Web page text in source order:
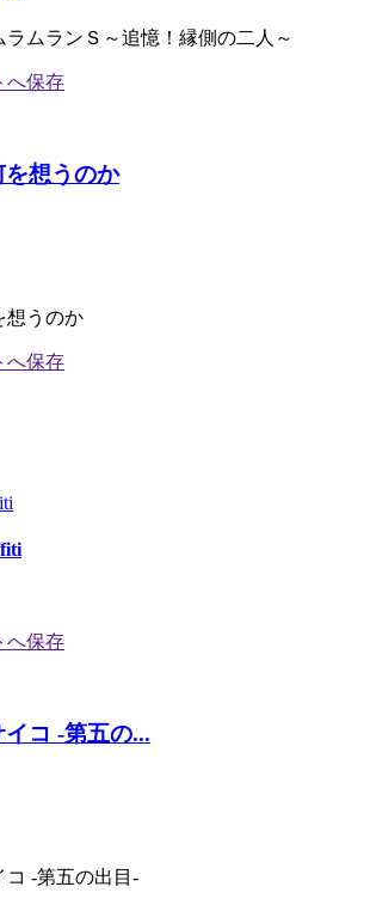
ラムランＳ～追憶！縁側の二人～
を想うのか
想うのか
コ -第五の...
コ -第五の出目-